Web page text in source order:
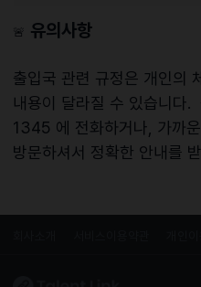
🚨 유의사항
출입국 관련 규정은 개인의
내용이 달라질 수 있습니다.
1345 에 전화하거나, 가까
방문하셔서 정확한 안내를